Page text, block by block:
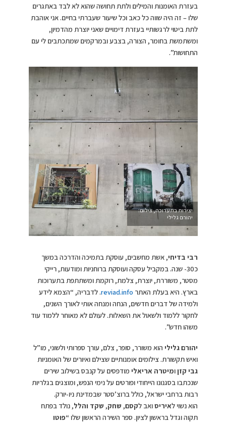
בעזרת האומנות והמילים ולתת תחושה שהוא לא לבד באתגרים
שלו – זה היה שווה כל כאב וכל שיעור שעברתי בחיים. אני אוהבת
לתת ביטוי לרגשותיי בעזרת דימויים שאני יוצרת מהדמיון,
ומשתמשת בחומר, הצורה, בצבע ובמרקמים שמתכתבים לי עם
התחושות”.
יצירות בתערוכה, צילום:
יהורם גלילי
רבי בדיחי, אשת מחשבים, עוסקת בתמיכה והדרכה במשך
כ30- שנה. במקביל עסקה ועוסקת ברוחניות ומודעות, רייקי
מסטר, משוררת, יוצרת, צלמת, רוקמת ומשתתפת בתערוכות
בארץ. היא בעלת האתרreviad.info. לדבריה, “הצמא לידע
ולמידה של דברים חדשים, הנחה ומנחה אותי לאורך השנים,
לחקור ללמוד ולשאול את השאלות. לעולם לא מאוחר ללמוד עוד
משהו חדש”.
יהורם גלילי הוא משורר, סופר, צלם, עורך ספרותי ולשוני, מו”ל
ואיש תקשורת. צילומים אומנותיים שצילם ואיורים של האומניות
גבי קזן ומיטרה אריאלי מודפסים על קנבס בשילוב שירים
שנכתבו בסגנונו הייחודי ופורטים על נימי הנפש, ומוצגים בגלריות
רבות ברחבי ישראל, כולל ברוצ’סטר שבמדינת ניו-יורק.
הוא נשוי לאיריסואב לקסם, שחק, שקד והלל, נולד בפתח
תקוה וגדל בראשון לציון. ספר השירה הראשון שלו“פוטו